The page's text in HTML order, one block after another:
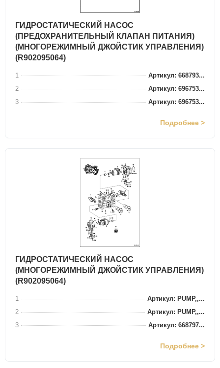
ГИДРОСТАТИЧЕСКИЙ НАСОС
(ПРЕДОХРАНИТЕЛЬНЫЙ КЛАПАН ПИТАНИЯ)
(МНОГОРЕЖИМНЫЙ ДЖОЙСТИК УПРАВЛЕНИЯ)
(R902095064)
1
Артикул: 668793...
2
Артикул: 696753...
3
Артикул: 696753...
Подробнее >
ГИДРОСТАТИЧЕСКИЙ НАСОС
(МНОГОРЕЖИМНЫЙ ДЖОЙСТИК УПРАВЛЕНИЯ)
(R902095064)
1
Артикул: PUMP,,...
2
Артикул: PUMP,,...
3
Артикул: 668797...
Подробнее >